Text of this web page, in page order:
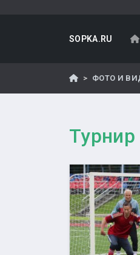
SOPKA.RU
ФОТО И